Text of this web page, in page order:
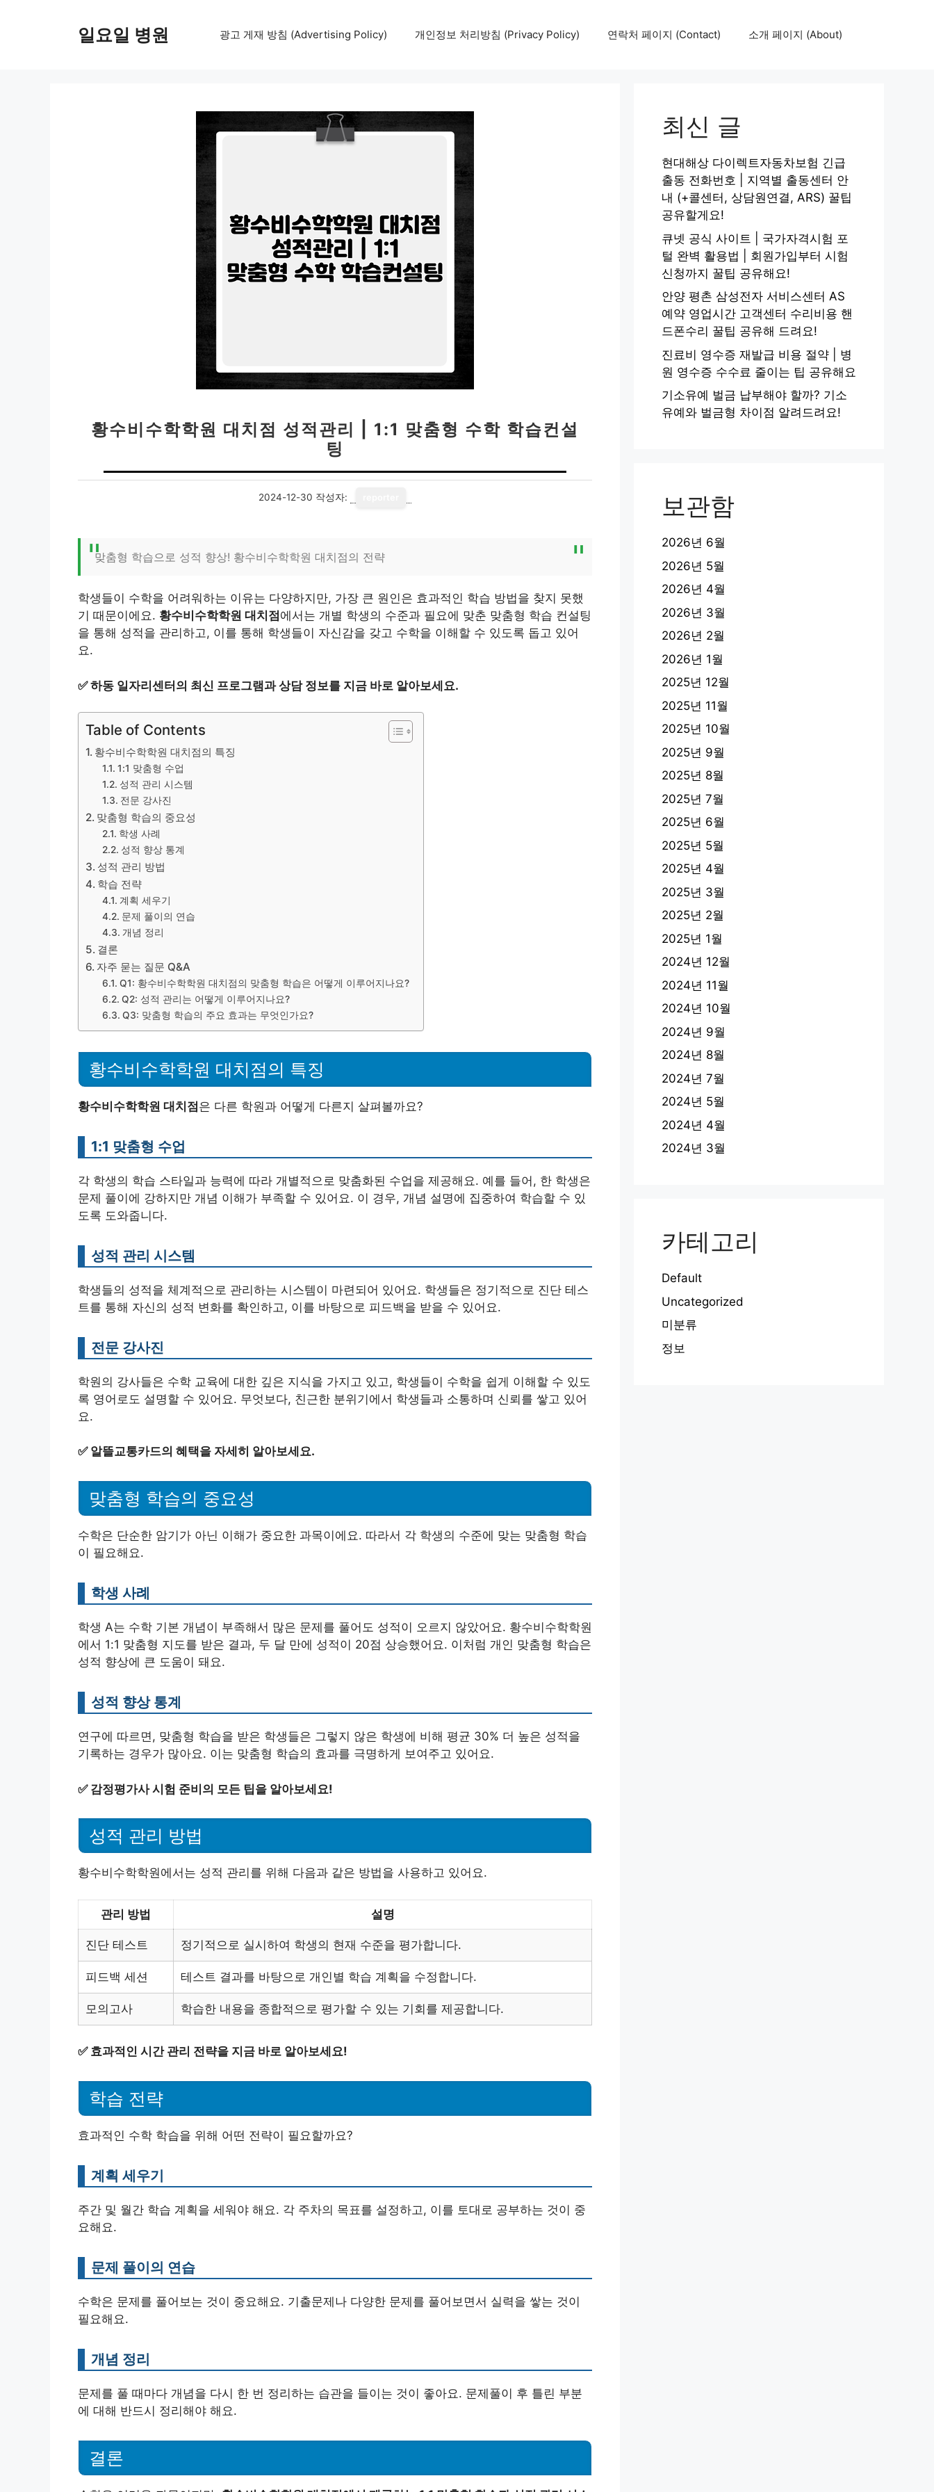
일요일 병원 광고 게재 방침 (Advertising Policy) 개인정보 처리방침 (Privacy Policy) 연락처 페이지 (Contact) 소개 페이지 (About)
황수비수학학원 대치점 성적관리 | 1:1 맞춤형 수학 학습컨설
팅
2024-12-30 작성자:
맞춤형 학습으로 성적 향상! 황수비수학학원 대치점의 전략
학생들이 수학을 어려워하는 이유는 다양하지만, 가장 큰 원인은 효과적인 학습 방법을 찾지 못했
기 때문이에요. 황수비수학학원 대치점 에서는 개별 학생의 수준과 필요에 맞춘 맞춤형 학습 컨설팅
을 통해 성적을 관리하고, 이를 통해 학생들이 자신감을 갖고 수학을 이해할 수 있도록 돕고 있어
요.
✅하동 일자리센터의 최신 프로그램과 상담 정보를 지금 바로 알아보세요.
Table of Contents
황수비수학학원 대치점의 특징
1:1 맞춤형 수업
성적 관리 시스템
전문 강사진
맞춤형 학습의 중요성
학생 사례
성적 향상 통계
성적 관리 방법
학습 전략
계획 세우기
문제 풀이의 연습
개념 정리
결론
자주 묻는 질문 Q&A
Q1: 황수비수학학원 대치점의 맞춤형 학습은 어떻게 이루어지나요?
Q2: 성적 관리는 어떻게 이루어지나요?
Q3: 맞춤형 학습의 주요 효과는 무엇인가요?
황수비수학학원 대치점의 특징
황수비수학학원 대치점은 다른 학원과 어떻게 다른지 살펴볼까요?
1:1 맞춤형 수업
각 학생의 학습 스타일과 능력에 따라 개별적으로 맞춤화된 수업을 제공해요. 예를 들어, 한 학생은
문제 풀이에 강하지만 개념 이해가 부족할 수 있어요. 이 경우, 개념 설명에 집중하여 학습할 수 있
도록 도와줍니다.
성적 관리 시스템
학생들의 성적을 체계적으로 관리하는 시스템이 마련되어 있어요. 학생들은 정기적으로 진단 테스
트를 통해 자신의 성적 변화를 확인하고, 이를 바탕으로 피드백을 받을 수 있어요.
전문 강사진
학원의 강사들은 수학 교육에 대한 깊은 지식을 가지고 있고, 학생들이 수학을 쉽게 이해할 수 있도
록 영어로도 설명할 수 있어요. 무엇보다, 친근한 분위기에서 학생들과 소통하며 신뢰를 쌓고 있어
요.
✅ 알뜰교통카드의 혜택을 자세히 알아보세요.
맞춤형 학습의 중요성
수학은 단순한 암기가 아닌 이해가 중요한 과목이에요. 따라서 각 학생의 수준에 맞는 맞춤형 학습
이 필요해요.
학생 사례
학생 A는 수학 기본 개념이 부족해서 많은 문제를 풀어도 성적이 오르지 않았어요. 황수비수학학원
에서 1:1 맞춤형 지도를 받은 결과, 두 달 만에 성적이 20점 상승했어요. 이처럼 개인 맞춤형 학습은
성적 향상에 큰 도움이 돼요.
성적 향상 통계
연구에 따르면, 맞춤형 학습을 받은 학생들은 그렇지 않은 학생에 비해 평균 30% 더 높은 성적을
기록하는 경우가 많아요. 이는 맞춤형 학습의 효과를 극명하게 보여주고 있어요.
✅ 감정평가사 시험 준비의 모든 팁을 알아보세요!
성적 관리 방법
황수비수학학원에서는 성적 관리를 위해 다음과 같은 방법을 사용하고 있어요.
관리 방법 설명
진단 테스트 정기적으로 실시하여 학생의 현재 수준을 평가합니다.
피드백 세션 테스트 결과를 바탕으로 개인별 학습 계획을 수정합니다.
모의고사 학습한 내용을 종합적으로 평가할 수 있는 기회를 제공합니다.
✅ 효과적인 시간 관리 전략을 지금 바로 알아보세요!
학습 전략
효과적인 수학 학습을 위해 어떤 전략이 필요할까요?
계획 세우기
주간 및 월간 학습 계획을 세워야 해요. 각 주차의 목표를 설정하고, 이를 토대로 공부하는 것이 중
요해요.
문제 풀이의 연습
수학은 문제를 풀어보는 것이 중요해요. 기출문제나 다양한 문제를 풀어보면서 실력을 쌓는 것이
필요해요.
개념 정리
문제를 풀 때마다 개념을 다시 한 번 정리하는 습관을 들이는 것이 좋아요. 문제풀이 후 틀린 부분
에 대해 반드시 정리해야 해요.
결론
최신 글
현대해상 다이렉트자동차보험 긴급
출동 전화번호 | 지역별 출동센터 안
내 (+콜센터, 상담원연결, ARS) 꿀팁
공유할게요!
큐넷 공식 사이트 | 국가자격시험 포
털 완벽 활용법 | 회원가입부터 시험
신청까지 꿀팁 공유해요!
안양 평촌 삼성전자 서비스센터 AS
예약 영업시간 고객센터 수리비용 핸
드폰수리 꿀팁 공유해 드려요!
진료비 영수증 재발급 비용 절약 | 병
원 영수증 수수료 줄이는 팁 공유해요
기소유예 벌금 납부해야 할까? 기소
유예와 벌금형 차이점 알려드려요!
보관함
2026년 6월
2026년 5월
2026년 4월
2026년 3월
2026년 2월
2026년 1월
2025년 12월
2025년 11월
2025년 10월
2025년 9월
2025년 8월
2025년 7월
2025년 6월
2025년 5월
2025년 4월
2025년 3월
2025년 2월
2025년 1월
2024년 12월
2024년 11월
2024년 10월
2024년 9월
2024년 8월
2024년 7월
2024년 5월
2024년 4월
2024년 3월
카테고리
Default
Uncategorized
미분류
정보